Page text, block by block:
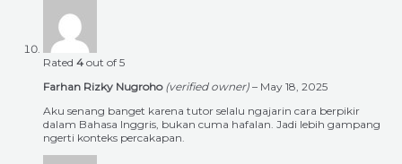
Rated 4 out of 5
Farhan Rizky Nugroho (verified owner) – May 18, 2025
Aku senang banget karena tutor selalu ngajarin cara berpikir
dalam Bahasa Inggris, bukan cuma hafalan. Jadi lebih gampang
ngerti konteks percakapan.